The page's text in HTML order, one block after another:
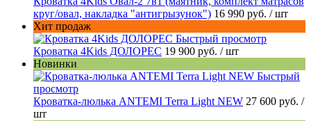
круг/овал, накладка "антигрызунок") 16 990 руб. / шт
Хит продаж
Быстрый просмотр
Кроватка 4Kids ДОЛОРЕС 19 900 руб. / шт
Новинки
Быстрый
просмотр
Кроватка-люлька ANTEMI Terra Light NEW 27 600 руб. /
шт